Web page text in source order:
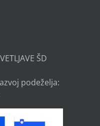
ŠD
podeželja: